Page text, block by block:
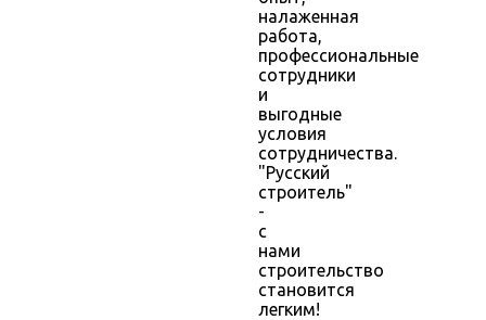
налаженная
работа,
профессиональные
сотрудники
и
выгодные
условия
сотрудничества.
"Русский
строитель"
-
с
нами
строительство
становится
легким!